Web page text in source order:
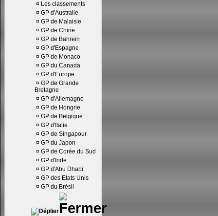
¤ Les classements
¤ GP d'Australie
¤ GP de Malaisie
¤ GP de Chine
¤ GP de Bahrein
¤ GP d'Espagne
¤ GP de Monaco
¤ GP du Canada
¤ GP d'Europe
¤ GP de Grande
Bretagne
¤ GP d'Allemagne
¤ GP de Hongrie
¤ GP de Belgique
¤ GP d'Italie
¤ GP de Singapour
¤ GP du Japon
¤ GP de Corée du Sud
¤ GP d'Inde
¤ GP d'Abu Dhabi
¤ GP des Etats Unis
¤ GP du Brésil